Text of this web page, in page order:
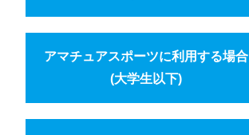
アマチュアスポーツに利用する場合
(大学生以下)